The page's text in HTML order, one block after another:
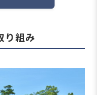
り組み